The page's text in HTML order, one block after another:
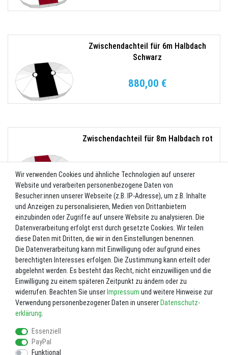
Zwischendachteil für 6m Halbdach
Schwarz
880,00 €
Zwischendachteil für 8m Halbdach rot
990,00 €
Zwischendachteil für 8m Halbdach
Schwarz
990,00 €
Wir verwenden Cookies und ähnliche Technologien auf unserer
Website und verarbeiten personenbezogene Daten von
Besucher:innen unserer Webseite (z.B. IP-Adresse), um z.B. Inhalte
und Anzeigen zu personalisieren, Medien von Drittanbietern
einzubinden oder Zugriffe auf unsere Website zu analysieren. Die
Datenverarbeitung erfolgt erst durch gesetzte Cookies. Wir teilen
diese Daten mit Dritten, die wir in den Einstellungen benennen.
Die Datenverarbeitung kann mit Einwilligung oder aufgrund eines
berechtigten Interesses erfolgen. Die Zustimmung kann erteilt oder
abgelehnt werden. Es besteht das Recht, nicht einzuwilligen und die
Einwilligung zu einem späteren Zeitpunkt zu ändern oder zu
widerrufen. Beachten Sie unser Impressum und weitere Hinweise zur
Verwendung personenbezogener Daten in unserer Daten­schutz­
erklärung
Essenziell
PayPal
Funktional